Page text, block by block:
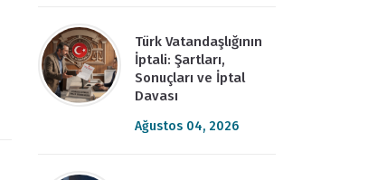
Türk Vatandaşlığının
İptali: Şartları,
Sonuçları ve İptal
Davası
Ağustos 04, 2026